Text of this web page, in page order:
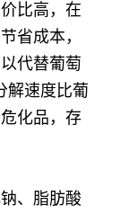
比高，在
省成本，
代替葡萄
解速度比葡
化品，存
、脂肪酸